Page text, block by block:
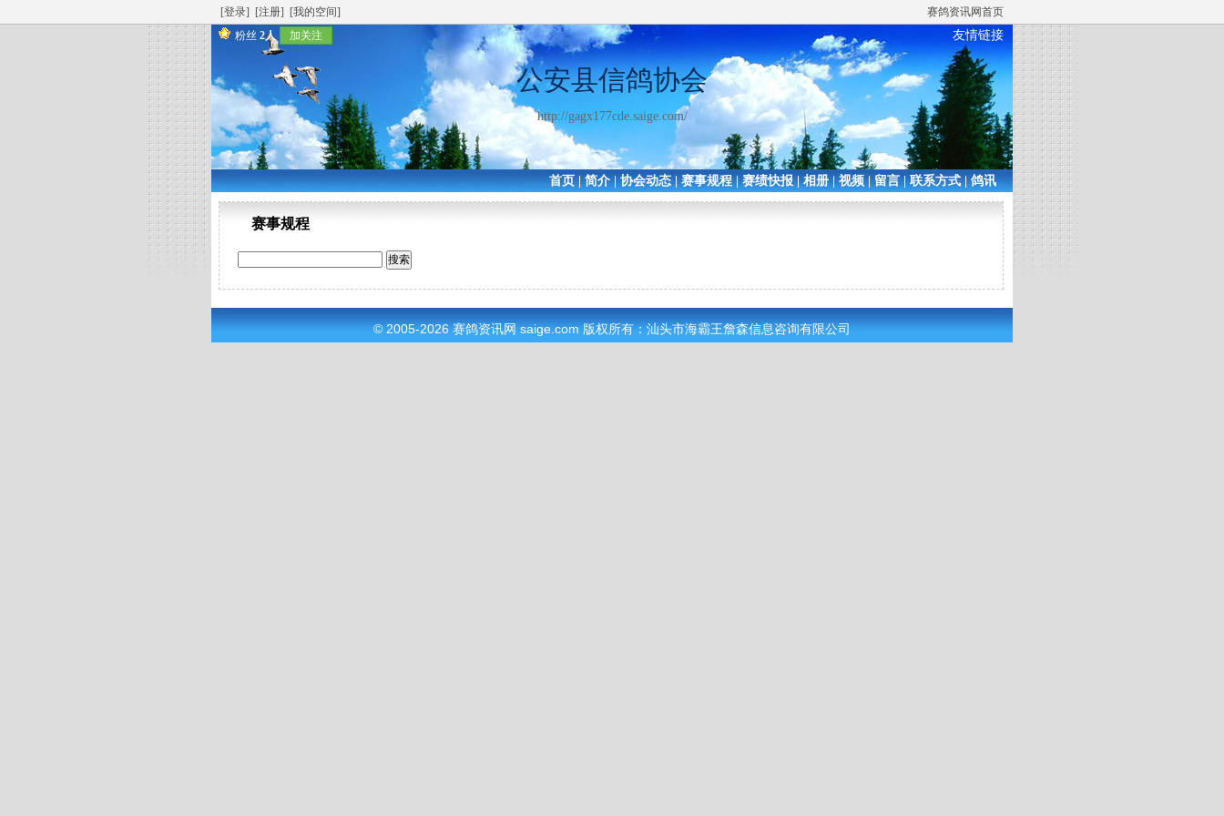
[登录] [注册] [我的空间]
赛鸽资讯网首页
粉丝 2人 加关注 友情链接
公安县信鸽协会
http://gagx177cde.saige.com/
首页|简介|协会动态|赛事规程|赛绩快报|相册|视频|留言|联系方式|鸽讯
赛事规程
© 2005-2026 赛鸽资讯网 saige.com 版权所有：汕头市海霸王詹森信息咨询有限公司